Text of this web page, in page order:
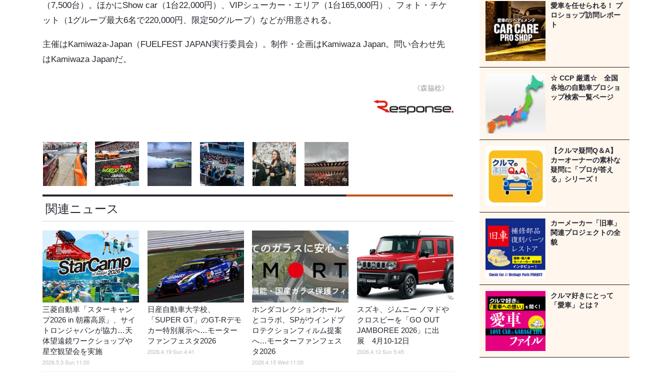
（7,500台）。ほかにShow car（1台22,000円）、VIPシューカー・エリア（1台165,000円）、フォト・チケ
ット（1グループ最大6名で220,000円、限定50グループ）などが用意される。
主催はKamiwaza-Japan（FUELFEST JAPAN実行委員会）。制作・企画はKamiwaza Japan。問い合わせ先
はKamiwaza Japanだ。
《森脇稔》
関連ニュース
三菱自動車「スターキャン
プ2026 in 朝霧高原」、サイ
トロンジャパンが協力…天
体望遠鏡ワークショップや
星空観望会を実施
2026.5.3 Sun 11:00
日産自動車大学校、
「SUPER GT」のGT-Rデモ
カー特別展示へ…モーター
ファンフェスタ2026
2026.4.19 Sun 4:41
ホンダコレクションホール
とコラボ、SPがウインドプ
ロテクションフィルム提案
へ…モーターファンフェス
タ2026
2026.4.15 Wed 11:00
スズキ、ジムニー ノマドや
クロスビーを「GO OUT
JAMBOREE 2026」に出
展 4月10-12日
2026.4.12 Sun 5:45
愛車を任せられる！ プ
ロショップ訪問レポー
ト
☆ CCP 厳選☆ 全国
各地の自動車プロショ
ップ検索一覧ページ
【クルマ疑問Q＆A】
カーオーナーの素朴な
疑問に「プロが答え
る」シリーズ！
カーメーカー「旧車」
関連プロジェクトの全
貌
クルマ好きにとって
「愛車」とは？